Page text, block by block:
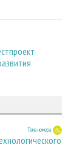
Тема номера